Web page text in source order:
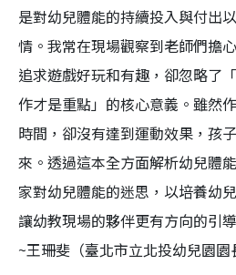
是對幼兒體能的持續投入與付出
情。我常在現場觀察到老師們擔
追求遊戲好玩和有趣，卻忽略了
作才是重點」的核心意義。雖然
時間，卻沒有達到運動效果，孩
來。透過這本全方面解析幼兒體
家對幼兒體能的迷思，以培養幼
讓幼教現場的夥伴更有方向的引
~王珊斐（臺北市立北投幼兒園園